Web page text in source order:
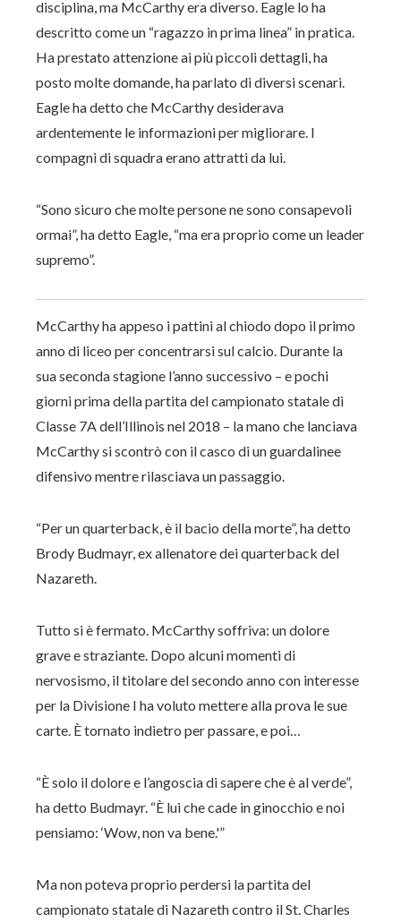
disciplina, ma McCarthy era diverso. Eagle lo ha
descritto come un “ragazzo in prima linea” in pratica.
Ha prestato attenzione ai più piccoli dettagli, ha
posto molte domande, ha parlato di diversi scenari.
Eagle ha detto che McCarthy desiderava
ardentemente le informazioni per migliorare. I
compagni di squadra erano attratti da lui.
“Sono sicuro che molte persone ne sono consapevoli
ormai”, ha detto Eagle, “ma era proprio come un leader
supremo”.
McCarthy ha appeso i pattini al chiodo dopo il primo
anno di liceo per concentrarsi sul calcio. Durante la
sua seconda stagione l’anno successivo – e pochi
giorni prima della partita del campionato statale di
Classe 7A dell’Illinois nel 2018 – la mano che lanciava
McCarthy si scontrò con il casco di un guardalinee
difensivo mentre rilasciava un passaggio.
“Per un quarterback, è il bacio della morte”, ha detto
Brody Budmayr, ex allenatore dei quarterback del
Nazareth.
Tutto si è fermato. McCarthy soffriva: un dolore
grave e straziante. Dopo alcuni momenti di
nervosismo, il titolare del secondo anno con interesse
per la Divisione I ha voluto mettere alla prova le sue
carte. È tornato indietro per passare, e poi…
“È solo il dolore e l’angoscia di sapere che è al verde”,
ha detto Budmayr. “È lui che cade in ginocchio e noi
pensiamo: ‘Wow, non va bene.'”
Ma non poteva proprio perdersi la partita del
campionato statale di Nazareth contro il St. Charles